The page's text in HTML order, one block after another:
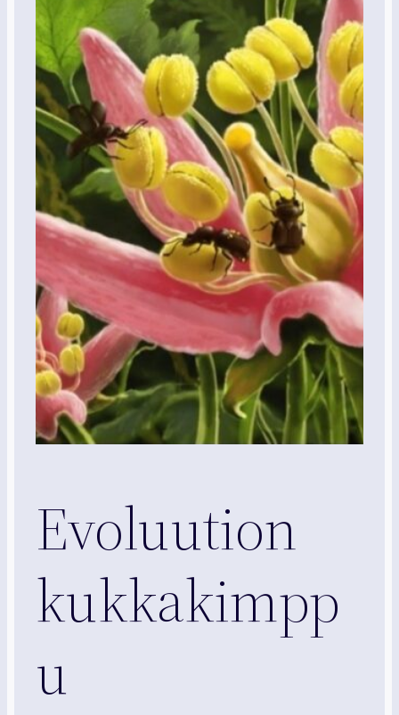
Evoluution
kukkakimpp
u